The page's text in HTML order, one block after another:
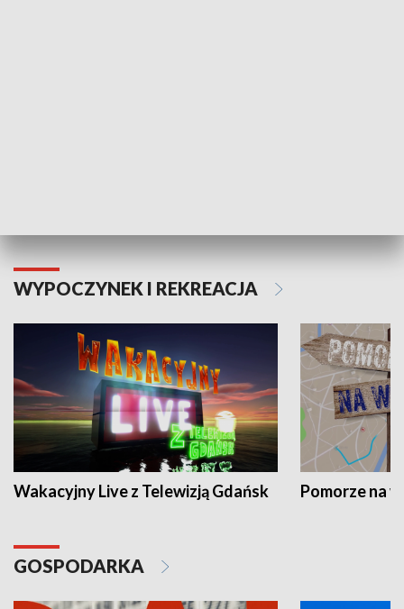
WYPOCZYNEK I REKREACJA
Wakacyjny Live z Telewizją Gdańsk Pomorze na
GOSPODARKA